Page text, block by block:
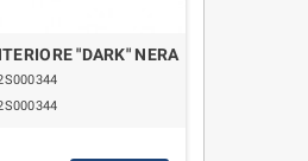
"DARK" NERA